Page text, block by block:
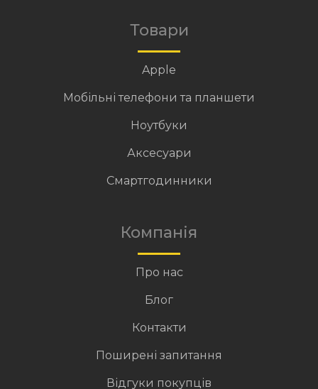
Товари
Apple
Мобільні телефони та планшети
Ноутбуки
Аксесуари
Смартгодинники
Компанія
Про нас
Блог
Контакти
Поширені запитання
Відгуки покупців